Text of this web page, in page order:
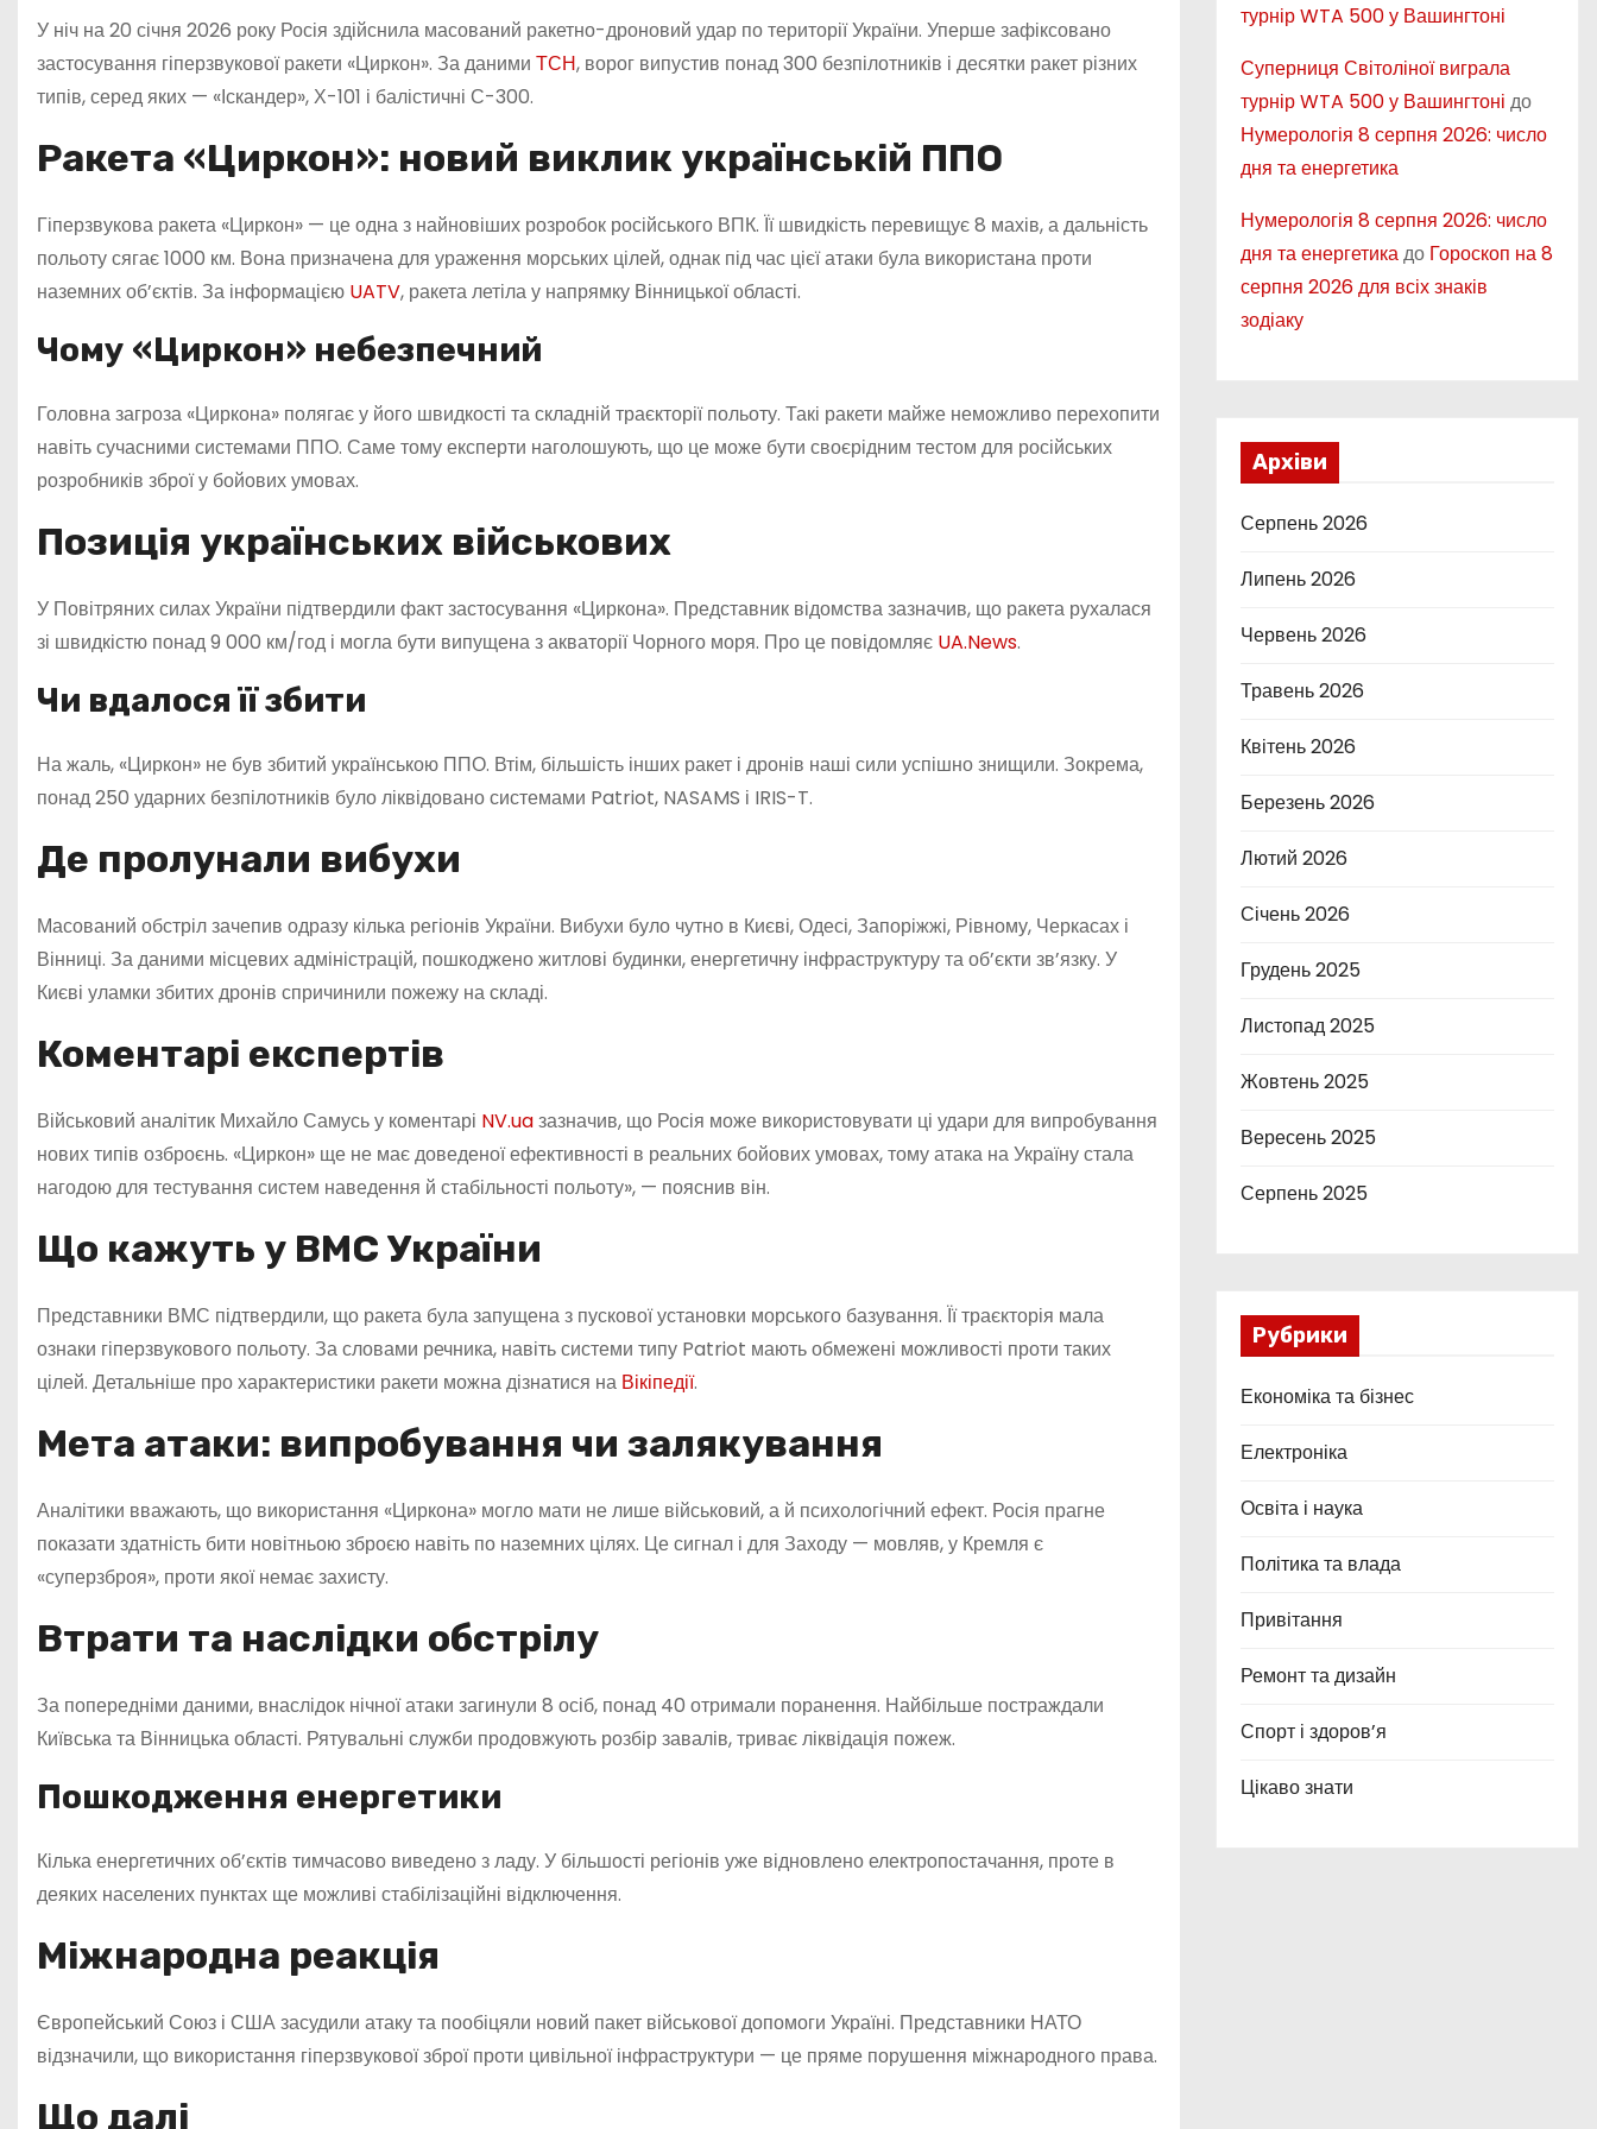
У ніч на 20 січня 2026 року Росія здійснила масований ракетно-дроновий удар по території України. Уперше зафіксовано
застосування гіперзвукової ракети «Циркон». За даними ТСН, ворог випустив понад 300 безпілотників і десятки ракет різних
типів, серед яких — «Іскандер», Х-101 і балістичні С-300.
Ракета «Циркон»: новий виклик українській ППО
Гіперзвукова ракета «Циркон» — це одна з найновіших розробок російського ВПК. Її швидкість перевищує 8 махів, а дальність
польоту сягає 1000 км. Вона призначена для ураження морських цілей, однак під час цієї атаки була використана проти
наземних об’єктів. За інформацією UATV, ракета летіла у напрямку Вінницької області.
Чому «Циркон» небезпечний
Головна загроза «Циркона» полягає у його швидкості та складній траєкторії польоту. Такі ракети майже неможливо перехопити
навіть сучасними системами ППО. Саме тому експерти наголошують, що це може бути своєрідним тестом для російських
розробників зброї у бойових умовах.
Позиція українських військових
У Повітряних силах України підтвердили факт застосування «Циркона». Представник відомства зазначив, що ракета рухалася
зі швидкістю понад 9 000 км/год і могла бути випущена з акваторії Чорного моря. Про це повідомляє UA.News.
Чи вдалося її збити
На жаль, «Циркон» не був збитий українською ППО. Втім, більшість інших ракет і дронів наші сили успішно знищили. Зокрема,
понад 250 ударних безпілотників було ліквідовано системами Patriot, NASAMS і IRIS-T.
Де пролунали вибухи
Масований обстріл зачепив одразу кілька регіонів України. Вибухи було чутно в Києві, Одесі, Запоріжжі, Рівному, Черкасах і
Вінниці. За даними місцевих адміністрацій, пошкоджено житлові будинки, енергетичну інфраструктуру та об’єкти зв’язку. У
Києві уламки збитих дронів спричинили пожежу на складі.
Коментарі експертів
Військовий аналітик Михайло Самусь у коментарі NV.uaзазначив, що Росія може використовувати ці удари для випробування
нових типів озброєнь. «Циркон» ще не має доведеної ефективності в реальних бойових умовах, тому атака на Україну стала
нагодою для тестування систем наведення й стабільності польоту», — пояснив він.
Що кажуть у ВМС України
Представники ВМС підтвердили, що ракета була запущена з пускової установки морського базування. Її траєкторія мала
ознаки гіперзвукового польоту. За словами речника, навіть системи типу Patriot мають обмежені можливості проти таких
цілей. Детальніше про характеристики ракети можна дізнатися на Вікіпедії.
Мета атаки: випробування чи залякування
Аналітики вважають, що використання «Циркона» могло мати не лише військовий, а й психологічний ефект. Росія прагне
показати здатність бити новітньою зброєю навіть по наземних цілях. Це сигнал і для Заходу — мовляв, у Кремля є
«суперзброя», проти якої немає захисту.
Втрати та наслідки обстрілу
За попередніми даними, внаслідок нічної атаки загинули 8 осіб, понад 40 отримали поранення. Найбільше постраждали
Київська та Вінницька області. Рятувальні служби продовжують розбір завалів, триває ліквідація пожеж.
Пошкодження енергетики
Кілька енергетичних об’єктів тимчасово виведено з ладу. У більшості регіонів уже відновлено електропостачання, проте в
деяких населених пунктах ще можливі стабілізаційні відключення.
Міжнародна реакція
Європейський Союз і США засудили атаку та пообіцяли новий пакет військової допомоги Україні. Представники НАТО
відзначили, що використання гіперзвукової зброї проти цивільної інфраструктури — це пряме порушення міжнародного права.
Що далі
турнір WTA 500 у Вашингтоні
Суперниця Світоліної виграла
турнір WTA 500 у Вашингтоні до
Нумерологія 8 серпня 2026: число
дня та енергетика
Нумерологія 8 серпня 2026: число
дня та енергетикадо Гороскоп на 8
серпня 2026 для всіх знаків
зодіаку
Архіви
Серпень 2026
Липень 2026
Червень 2026
Травень 2026
Квітень 2026
Березень 2026
Лютий 2026
Січень 2026
Грудень 2025
Листопад 2025
Жовтень 2025
Вересень 2025
Серпень 2025
Рубрики
Економіка та бізнес
Електроніка
Освіта і наука
Політика та влада
Привітання
Ремонт та дизайн
Спорт і здоров’я
Цікаво знати